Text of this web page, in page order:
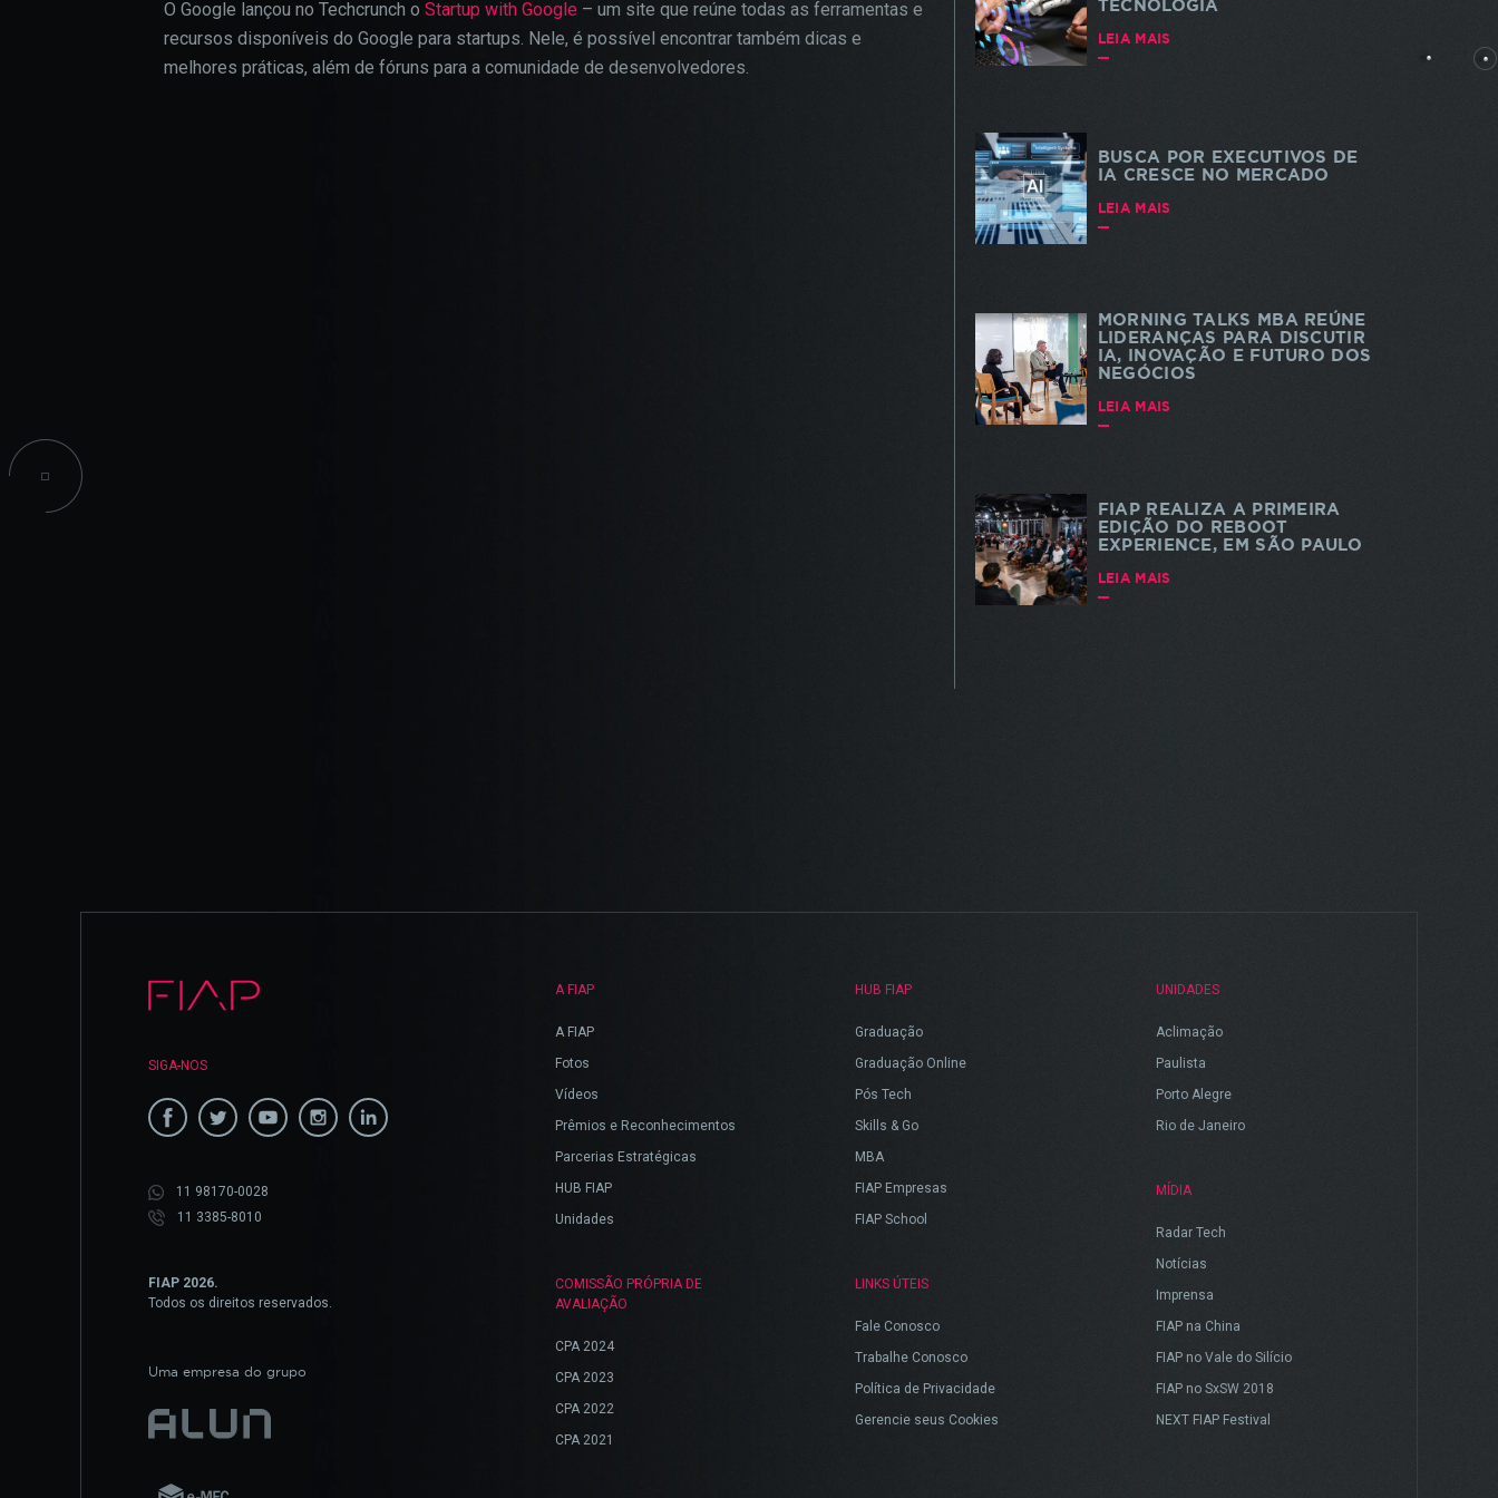
O Google lançou no Techcrunch o Startup with Google – um site que reúne todas as ferramentas e
recursos disponíveis do Google para startups. Nele, é possível encontrar também dicas e
melhores práticas, além de fóruns para a comunidade de desenvolvedores.
TECNOLOGIA
LEIA MAIS
BUSCA POR EXECUTIVOS DE
IA CRESCE NO MERCADO
LEIA MAIS
MORNING TALKS MBA REÚNE
LIDERANÇAS PARA DISCUTIR
IA, INOVAÇÃO E FUTURO DOS
NEGÓCIOS
LEIA MAIS
FIAP REALIZA A PRIMEIRA
EDIÇÃO DO REBOOT
EXPERIENCE, EM SÃO PAULO
LEIA MAIS
SIGA-NOS
11 98170-0028
11 3385-8010
FIAP 2026.
Todos os direitos reservados.
Uma empresa do grupo
A FIAP
A FIAP
Fotos
Vídeos
Prêmios e Reconhecimentos
Parcerias Estratégicas
HUB FIAP
Unidades
COMISSÃO PRÓPRIA DE
AVALIAÇÃO
CPA 2024
CPA 2023
CPA 2022
CPA 2021
HUB FIAP
Graduação
Graduação Online
Pós Tech
Skills & Go
MBA
FIAP Empresas
FIAP School
LINKS ÚTEIS
Fale Conosco
Trabalhe Conosco
Política de Privacidade
Gerencie seus Cookies
UNIDADES
Aclimação
Paulista
Porto Alegre
Rio de Janeiro
MÍDIA
Radar Tech
Notícias
Imprensa
FIAP na China
FIAP no Vale do Silício
FIAP no SxSW 2018
NEXT FIAP Festival
configurar seu navegador para bloquear esses cookies, algumas partes
do site podem não funcionar.
Habilitado
Estes cookies são estabelecidos por nossos parceiros de publicidade e
podem ser usados para compor um perfil sobre seus interesses e, a
informações pessoais. Ao configurar seu navegador para bloquear